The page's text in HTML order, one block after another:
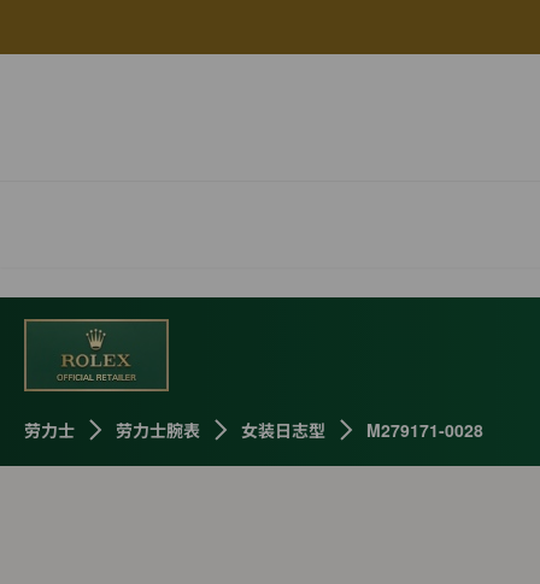
劳力士 劳力士腕表 女装日志型 M279171-0028